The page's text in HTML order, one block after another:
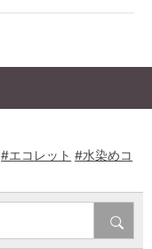
#エコレット #水染めコ